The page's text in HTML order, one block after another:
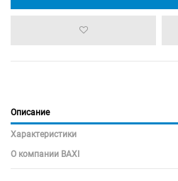
Описание
Характеристики
О компании BAXI